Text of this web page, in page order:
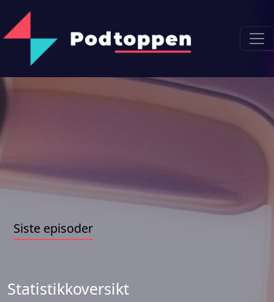
Siste episoder
Statistikkoversikt